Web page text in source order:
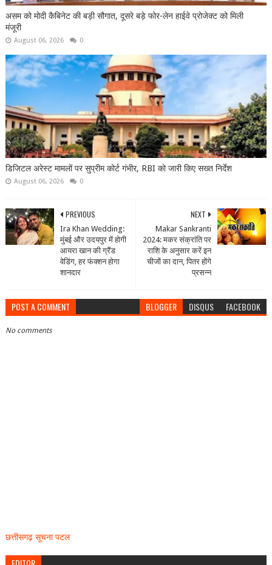
असम को मोदी कैबिनेट की बड़ी सौगात, दूसरे बड़े फोर-लेन हाईवे प्रोजेक्ट को मिली
मंजूरी
August 06, 2026 0
डिजिटल अरेस्ट मामलों पर सुप्रीम कोर्ट गंभीर, RBI को जारी किए सख्त निर्देश
August 06, 2026 0
NEXT
Makar Sankranti
2024: मकर संक्रांति पर
राशि के अनुसार करें इन
चीजों का दान, पितर होंगे
प्रसन्न
PREVIOUS
Ira Khan Wedding:
मुंबई और उदयपुर में होगी
आयरा खान की ग्रैंड
वेडिंग, हर फंक्शन होगा
शानदार
POST A COMMENT BLOGGER DISQUS FACEBOOK
No comments
छत्तीसगढ़ सूचना पटल